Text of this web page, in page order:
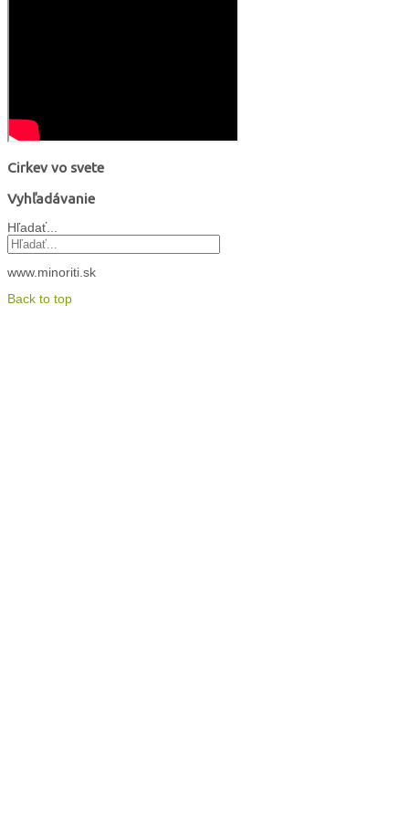
Cirkev vo svete
Vyhľadávanie
Hľadať...
www.minoriti.sk
Back to top